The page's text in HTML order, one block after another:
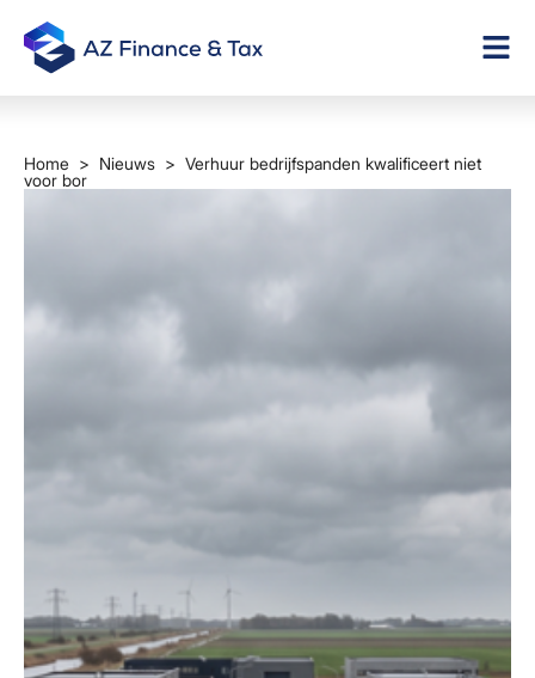
Home > Nieuws > Verhuur bedrijfspanden kwalificeert niet
voor bor